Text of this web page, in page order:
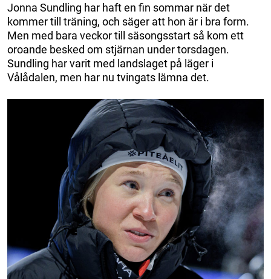
Jonna Sundling har haft en fin sommar när det
kommer till träning, och säger att hon är i bra form.
Men med bara veckor till säsongsstart så kom ett
oroande besked om stjärnan under torsdagen.
Sundling har varit med landslaget på läger i
Vålådalen, men har nu tvingats lämna det.